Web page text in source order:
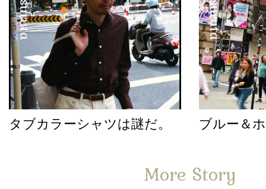
タブカラーシャツは謎だ。 ブルー＆
More Story